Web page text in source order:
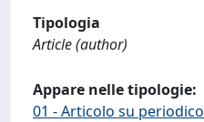
Tipologia
Article (author)
Appare nelle tipologie:
01 - Articolo su periodico